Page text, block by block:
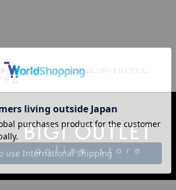
ット
しのキーワードに該当する商品はございませんでした。
テム